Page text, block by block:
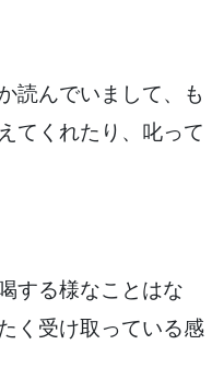
読んでいまして、も
てくれたり、叱って
する様なことはな
く受け取っている感